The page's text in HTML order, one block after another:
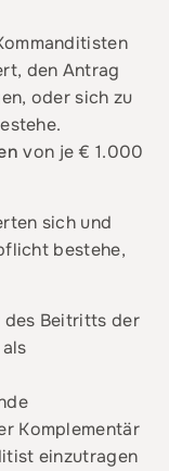
den Antrag
oder sich zu
von je € 1.000
sich und
bestehe,
des Beitritts der
Komplementär
einzutragen